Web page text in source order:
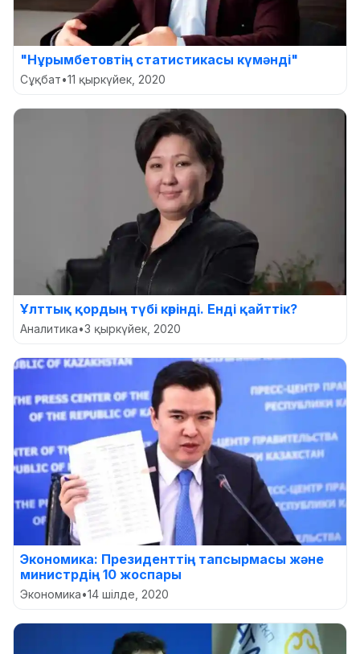
"Нұрымбетовтің статистикасы күмәнді"
Сұқбат•11 қыркүйек, 2020
Ұлттық қордың түбі көрінді. Енді қайттік?
Аналитика•3 қыркүйек, 2020
Экономика: Президенттің тапсырмасы және
министрдің 10 жоспары
Экономика•14 шілде, 2020